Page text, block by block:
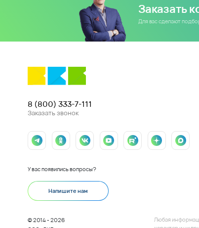
Заказать
Для вас сделают
8 (800) 333-7-111
Заказать звонок
У вас появились вопросы?
Напишите нам
© 2014 - 2026
Любая